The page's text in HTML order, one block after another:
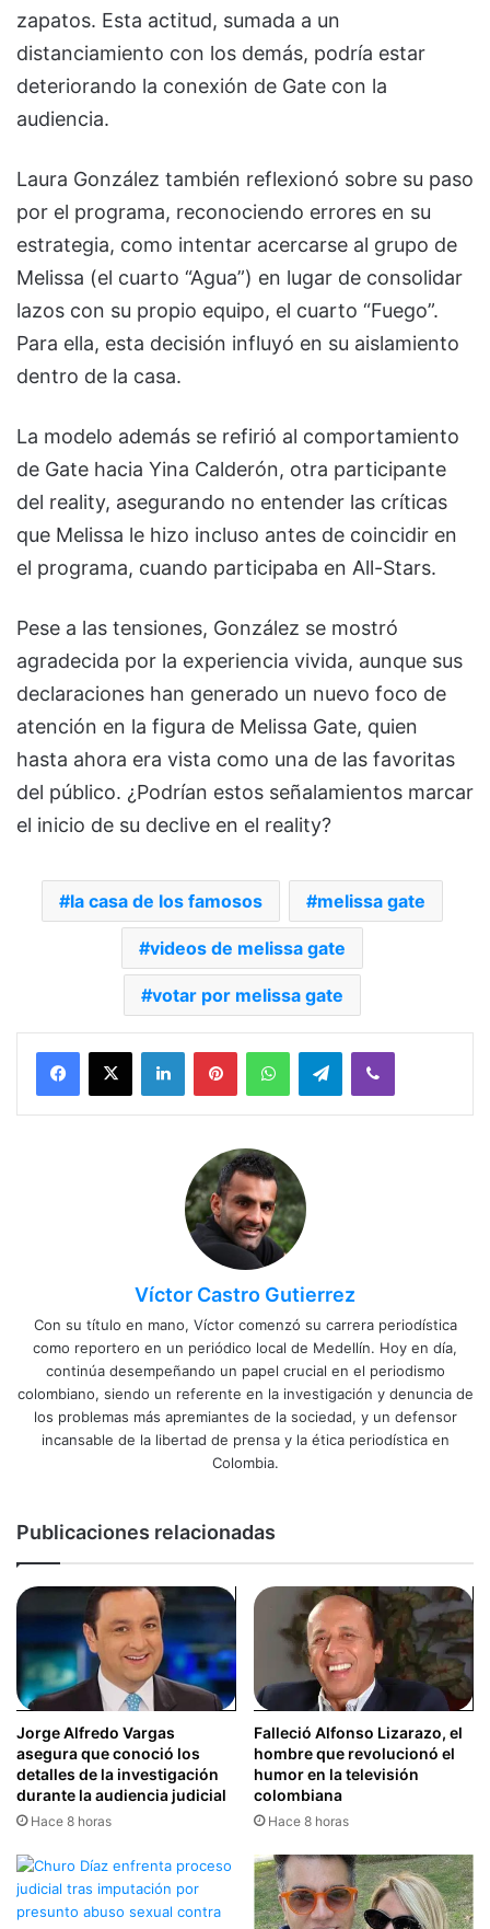
zapatos. Esta actitud, sumada a un
distanciamiento con los demás, podría estar
deteriorando la conexión de Gate con la
audiencia.
Laura González también reflexionó sobre su paso
por el programa, reconociendo errores en su
estrategia, como intentar acercarse al grupo de
Melissa (el cuarto “Agua”) en lugar de consolidar
lazos con su propio equipo, el cuarto “Fuego”.
Para ella, esta decisión influyó en su aislamiento
dentro de la casa.
La modelo además se refirió al comportamiento
de Gate hacia Yina Calderón, otra participante
del reality, asegurando no entender las críticas
que Melissa le hizo incluso antes de coincidir en
el programa, cuando participaba en All-Stars.
Pese a las tensiones, González se mostró
agradecida por la experiencia vivida, aunque sus
declaraciones han generado un nuevo foco de
atención en la figura de Melissa Gate, quien
hasta ahora era vista como una de las favoritas
del público. ¿Podrían estos señalamientos marcar
el inicio de su declive en el reality?
la casa de los famosos melissa gate
videos de melissa gate
votar por melissa gate
Facebook
X LinkedInPinterestWhatsAppTelegramViber
Víctor Castro Gutierrez
Con su título en mano, Víctor comenzó su carrera periodística
como reportero en un periódico local de Medellín. Hoy en día,
continúa desempeñando un papel crucial en el periodismo
colombiano, siendo un referente en la investigación y denuncia de
los problemas más apremiantes de la sociedad, y un defensor
incansable de la libertad de prensa y la ética periodística en
Colombia.
Publicaciones relacionadas
Jorge Alfredo Vargas
asegura que conoció los
detalles de la investigación
durante la audiencia judicial
Hace 8 horas
Falleció Alfonso Lizarazo, el
hombre que revolucionó el
humor en la televisión
colombiana
Hace 8 horas